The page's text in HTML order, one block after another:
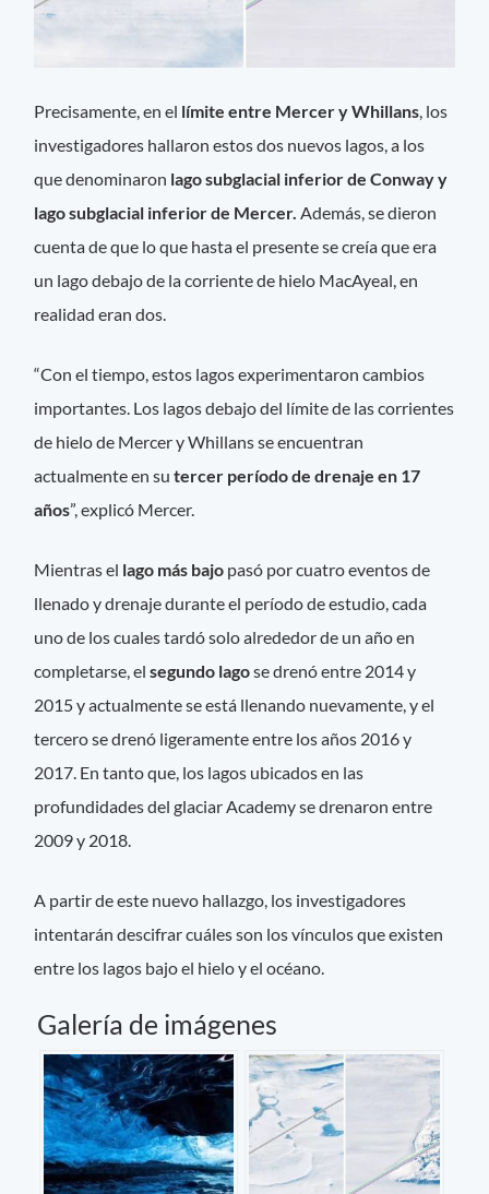
Precisamente, en el límite entre Mercer y Whillans, los
investigadores hallaron estos dos nuevos lagos, a los
que denominaron lago subglacial inferior de Conway y
lago subglacial inferior de Mercer.Además, se dieron
cuenta de que lo que hasta el presente se creía que era
un lago debajo de la corriente de hielo MacAyeal, en
realidad eran dos.
“Con el tiempo, estos lagos experimentaron cambios
importantes. Los lagos debajo del límite de las corrientes
de hielo de Mercer y Whillans se encuentran
actualmente en sutercer período de drenaje en 17
años”, explicó Mercer.
Mientras el lago más bajo pasó por cuatro eventos de
llenado y drenaje durante el período de estudio, cada
uno de los cuales tardó solo alrededor de un año en
completarse, elsegundo lagose drenó entre 2014 y
2015 y actualmente se está llenando nuevamente, y el
tercero se drenó ligeramente entre los años 2016 y
2017. En tanto que, los lagos ubicados en las
profundidades del glaciar Academy se drenaron entre
2009 y 2018.
A partir de este nuevo hallazgo, los investigadores
intentarán descifrar cuáles son los vínculos que existen
entre los lagos bajo el hielo y el océano.
Galería de imágenes